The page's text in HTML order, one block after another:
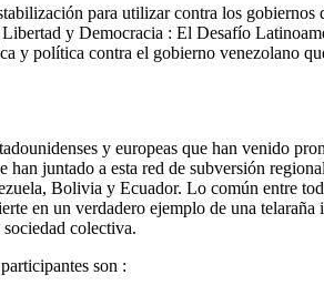
para utilizar contra los
y Democracia : El Desafío
política contra el gobierno venezolano
y europeas que han venido
juntado a esta red de subversión
Bolivia y Ecuador. Lo común entre
en un verdadero ejemplo de una
colectiva.
son :